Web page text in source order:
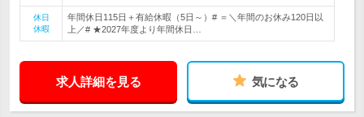
休日
休暇
年間休日115日＋有給休暇（5日～）# ＝＼年間のお休み120日以
上／# ★2027年度より年間休日…
求人詳細を見る 気になる